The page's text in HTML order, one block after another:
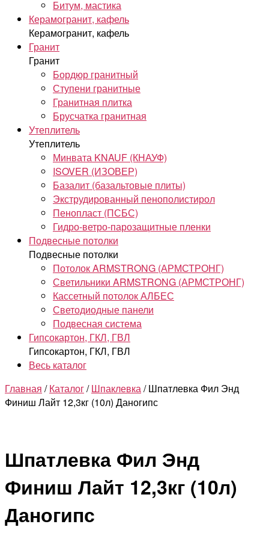
Битум, мастика
Керамогранит, кафель
Керамогранит, кафель
Гранит
Гранит
Бордюр гранитный
Ступени гранитные
Гранитная плитка
Брусчатка гранитная
Утеплитель
Утеплитель
Минвата KNAUF (КНАУФ)
ISOVER (ИЗОВЕР)
Базалит (базальтовые плиты)
Экструдированный пенополистирол
Пенопласт (ПСБС)
Гидро-ветро-парозащитные пленки
Подвесные потолки
Подвесные потолки
Потолок ARMSTRONG (АРМСТРОНГ)
Светильники ARMSTRONG (АРМСТРОНГ)
Кассетный потолок АЛБЕС
Светодиодные панели
Подвесная система
Гипсокартон, ГКЛ, ГВЛ
Гипсокартон, ГКЛ, ГВЛ
Весь каталог
Главная /Каталог/Шпаклевка/ Шпатлевка Фил Энд
Финиш Лайт 12,3кг (10л) Даногипс
Шпатлевка Фил Энд
Финиш Лайт 12,3кг (10л)
Даногипс